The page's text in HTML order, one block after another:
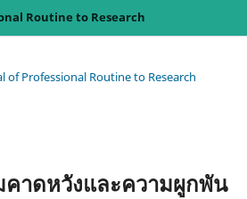
Routine to Research
of Professional Routine to Research
าดหวังและความผูกพัน